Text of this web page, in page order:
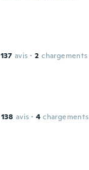
137 avis · 2 chargements
138 avis · 4 chargements